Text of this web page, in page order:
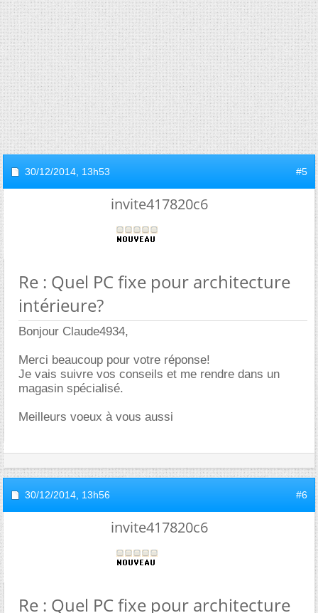
30/12/2014, 13h53 #5
invite417820c6
Re : Quel PC fixe pour architecture
intérieure?
Bonjour Claude4934,
Merci beaucoup pour votre réponse!
Je vais suivre vos conseils et me rendre dans un
magasin spécialisé.
Meilleurs voeux à vous aussi
30/12/2014, 13h56 #6
invite417820c6
Re : Quel PC fixe pour architecture